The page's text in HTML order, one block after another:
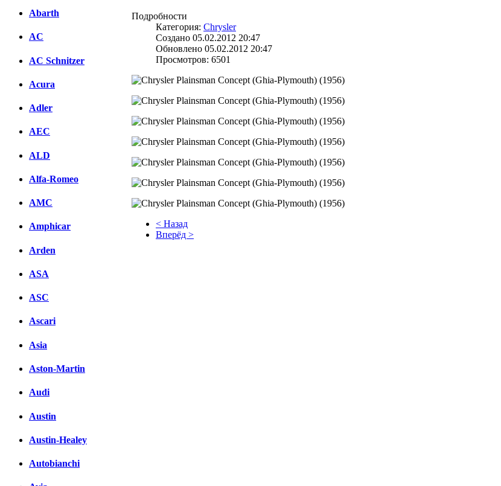
Abarth
AC
AC Schnitzer
Acura
Adler
AEC
ALD
Alfa-Romeo
AMC
Amphicar
Arden
ASA
ASC
Ascari
Asia
Aston-Martin
Audi
Austin
Austin-Healey
Autobianchi
Подробности
Категория: Chrysler
Создано 05.02.2012 20:47
Обновлено 05.02.2012 20:47
Просмотров: 6501
< Назад
Вперёд >